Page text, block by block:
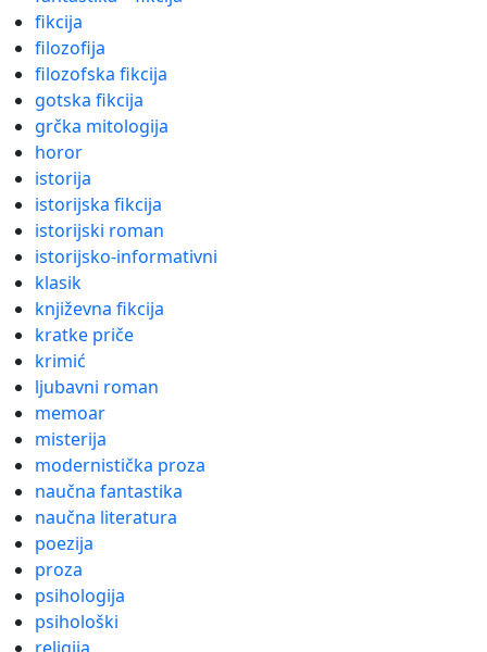
fikcija
filozofija
filozofska fikcija
gotska fikcija
grčka mitologija
horor
istorija
istorijska fikcija
istorijski roman
istorijsko-informativni
klasik
književna fikcija
kratke priče
krimić
ljubavni roman
memoar
misterija
modernistička proza
naučna fantastika
naučna literatura
poezija
proza
psihologija
psihološki